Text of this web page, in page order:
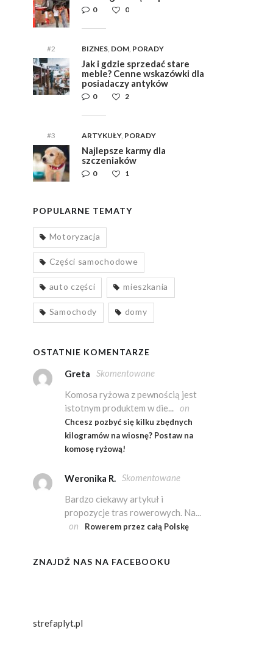
0
0
#2 BIZNES, DOM, PORADY
Jak i gdzie sprzedać stare
meble? Cenne wskazówki dla
posiadaczy antyków
2
0
#3 ARTYKUŁY, PORADY
Najlepsze karmy dla
szczeniaków
1
0
POPULARNE TEMATY
Motoryzacja
Części samochodowe
auto części mieszkania
Samochody domy
OSTATNIE KOMENTARZE
Greta
Skomentowane
Komosa ryżowa z pewnością jest
istotnym produktem w die... on
Chcesz pozbyć się kilku zbędnych
kilogramów na wiosnę? Postaw na
komosę ryżową!
Weronika R. Skomentowane
Bardzo ciekawy artykuł i
propozycje tras rowerowych. Na...
on
Rowerem przez całą Polskę
ZNAJDŹ NAS NA FACEBOOKU
strefaplyt.pl